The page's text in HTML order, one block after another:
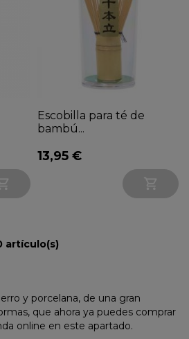
Escobilla para té de
bambú...
13,95 €

artículo(s)
y porcelana, de una gran
que ahora ya puedes comprar
online en este apartado.